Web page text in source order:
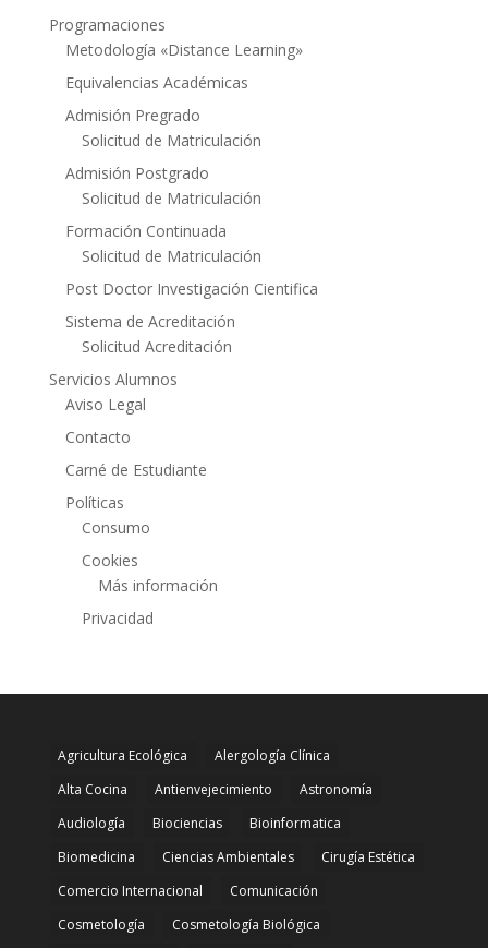
Programaciones
Metodología «Distance Learning»
Equivalencias Académicas
Admisión Pregrado
Solicitud de Matriculación
Admisión Postgrado
Solicitud de Matriculación
Formación Continuada
Solicitud de Matriculación
Post Doctor Investigación Cientifica
Sistema de Acreditación
Solicitud Acreditación
Servicios Alumnos
Aviso Legal
Contacto
Carné de Estudiante
Políticas
Consumo
Cookies
Más información
Privacidad
Agricultura Ecológica
Alergología Clínica
Alta Cocina
Antienvejecimiento
Astronomía
Audiología
Biociencias
Bioinformatica
Biomedicina
Ciencias Ambientales
Cirugía Estética
Comercio Internacional
Comunicación
Cosmetología
Cosmetología Biológica